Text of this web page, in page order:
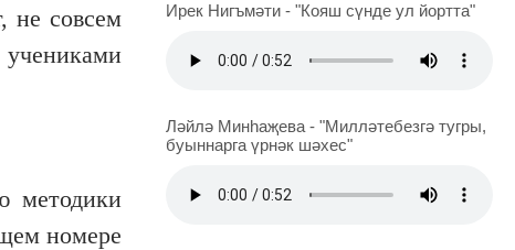
не совсем
учениками
методики
номере
Ирек Нигъмәти - "Кояш сүнде ул йортта"
Ләйлә Минһаҗева - "Милләтебезгә тугры,
буыннарга үрнәк шәхес"